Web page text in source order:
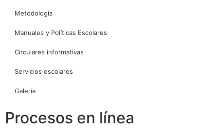
Metodología
Manuales y Políticas Escolares
Circulares informativas
Servicios escolares
Galería
Procesos en línea